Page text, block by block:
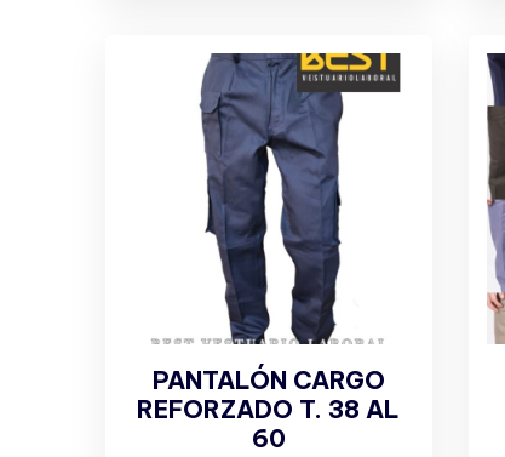
PANTALÓN CARGO
REFORZADO T. 38 AL
60